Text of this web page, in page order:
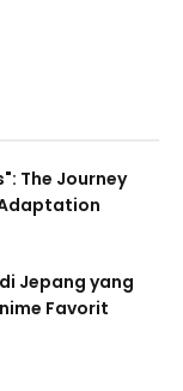
The Journey
Jepang yang
Favorit